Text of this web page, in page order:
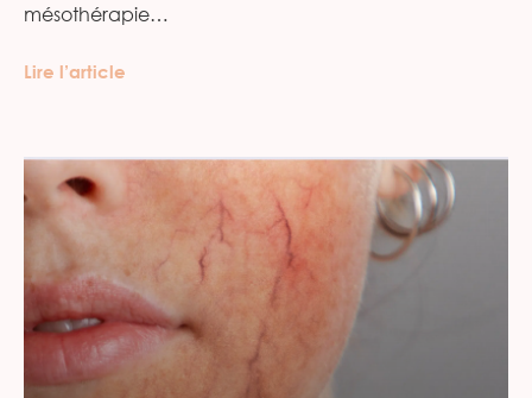
mésothérapie…
Lire l’article